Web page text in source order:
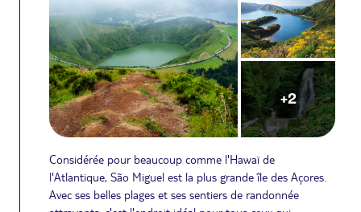
Considérée pour beaucoup comme l'Hawaï de
l'Atlantique, São Miguel est la plus grande île des Açores.
Avec ses belles plages et ses sentiers de randonnée
+2